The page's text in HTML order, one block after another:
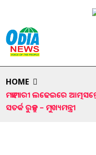
HOME
ମହାମାରୀ ଲଢେଇରେ
ସତର୍କ ରୁହନ୍ତୁ – ମୁଖ୍ୟମନ୍ତ୍ରୀ